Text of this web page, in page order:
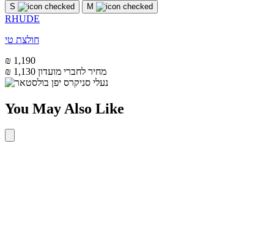
S M
RHUDE
חולצת טי
₪ 1,190
₪ 1,130 מחיר לחברי מועדון
You May Also Like